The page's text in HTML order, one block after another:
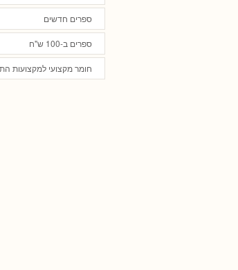
ספרים חדשים
ספרים ב-100 ש"ח
חומר מקצועי למקצועות